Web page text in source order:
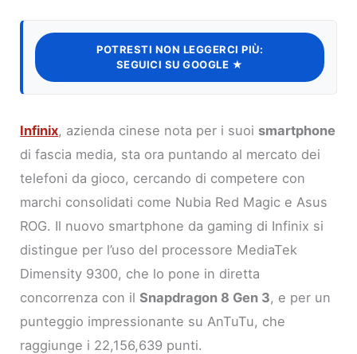
POTRESTI NON LEGGERCI PIÙ:
SEGUICI SU GOOGLE ★
Infinix, azienda cinese nota per i suoi smartphone
di fascia media, sta ora puntando al mercato dei
telefoni da gioco, cercando di competere con
marchi consolidati come Nubia Red Magic e Asus
ROG. Il nuovo smartphone da gaming di Infinix si
distingue per l’uso del processore MediaTek
Dimensity 9300, che lo pone in diretta
concorrenza con ilSnapdragon 8 Gen 3, e per un
punteggio impressionante su AnTuTu, che
raggiunge i 22,156,639 punti.